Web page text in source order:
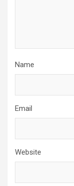
Name
Email
Website